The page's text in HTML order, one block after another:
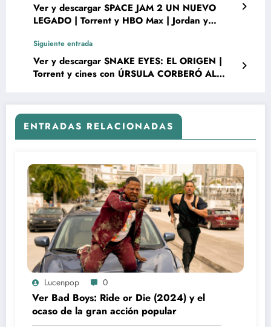
Ver y descargar SPACE JAM 2 UN NUEVO
LEGADO | Torrent y HBO Max | Jordan y
Siguiente entrada
Ver y descargar SNAKE EYES: EL ORIGEN |
Torrent y cines con ÚRSULA CORBERÓ AL
ENTRADAS RELACIONADAS
Lucenpop 0
Ver Bad Boys: Ride or Die (2024) y el
ocaso de la gran acción popular